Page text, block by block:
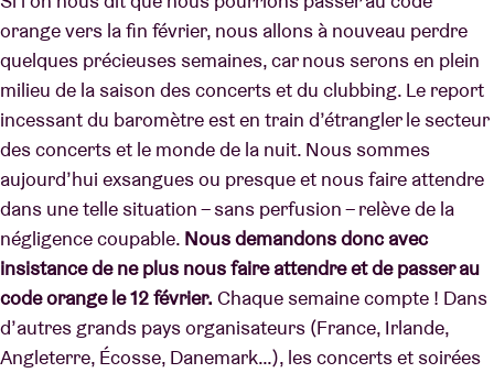
orange vers la fin février, nous allons à nouveau perdre
quelques précieuses semaines, car nous serons en plein
milieu de la saison des concerts et du clubbing. Le report
incessant du baromètre est en train d’étrangler le secteur
des concerts et le monde de la nuit. Nous sommes
aujourd’hui exsangues ou presque et nous faire attendre
dans une telle situation – sans perfusion – relève de la
négligence coupable. Nous demandons donc avec
insistance de ne plus nous faire attendre et de passer au
code orange le 12 février. Chaque semaine compte ! Dans
d’autres grands pays organisateurs (France, Irlande,
Angleterre, Écosse, Danemark…), les concerts et soirées